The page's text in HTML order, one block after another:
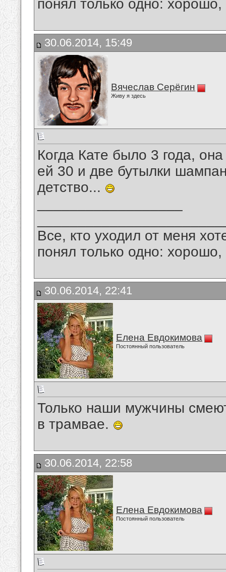
понял только одно:
30.06.2014, 15:49
Вячеслав Серёгин
Живу я здесь
Когда Кате было 3 года,
ей 30 и две бутылки
детство...
Все, кто уходил от меня
понял только одно:
30.06.2014, 22:41
Елена Евдокимова
Постоянный пользователь
Только наши мужчины
в трамвае.
30.06.2014, 22:58
Елена Евдокимова
Постоянный пользователь